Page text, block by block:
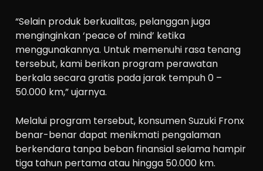
“Selain produk berkualitas, pelanggan juga
menginginkan ‘peace of mind’ ketika
menggunakannya. Untuk memenuhi rasa tenang
tersebut, kami berikan program perawatan
berkala secara gratis pada jarak tempuh 0 –
50.000 km,” ujarnya.
Melalui program tersebut, konsumen Suzuki Fronx
benar-benar dapat menikmati pengalaman
berkendara tanpa beban finansial selama hampir
tiga tahun pertama atau hingga 50.000 km.